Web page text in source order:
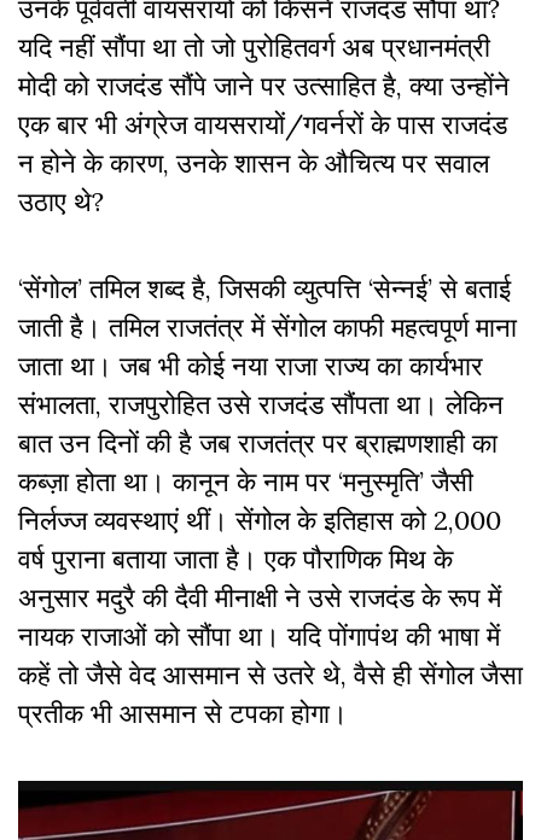
उनके पूर्ववर्ती वायसरायों को किसने राजदंड सौंपा था?
यदि नहीं सौंपा था तो जो पुरोहितवर्ग अब प्रधानमंत्री
मोदी को राजदंड सौंपे जाने पर उत्साहित है, क्या उन्होंने
एक बार भी अंग्रेज वायसरायों/गवर्नरों के पास राजदंड
न होने के कारण, उनके शासन के औचित्य पर सवाल
उठाए थे?
‘सेंगोल’ तमिल शब्द है, जिसकी व्युत्पत्ति ‘सेन्नई’ से बताई
जाती है। तमिल राजतंत्र में सेंगोल काफी महत्वपूर्ण माना
जाता था। जब भी कोई नया राजा राज्य का कार्यभार
संभालता, राजपुरोहित उसे राजदंड सौंपता था। लेकिन
बात उन दिनों की है जब राजतंत्र पर ब्राह्मणशाही का
कब्ज़ा होता था। कानून के नाम पर ‘मनुस्मृति’ जैसी
निर्लज्ज व्यवस्थाएं थीं। सेंगोल के इतिहास को 2,000
वर्ष पुराना बताया जाता है। एक पौराणिक मिथ के
अनुसार मदुरै की दैवी मीनाक्षी ने उसे राजदंड के रूप में
नायक राजाओं को सौंपा था। यदि पोंगापंथ की भाषा में
कहें तो जैसे वेद आसमान से उतरे थे, वैसे ही सेंगोल जैसा
प्रतीक भी आसमान से टपका होगा।